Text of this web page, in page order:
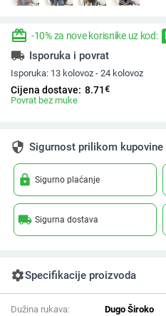
redeem -10% za nove korisnike uz kod:
local_shipping Isporuka i povrat
Isporuka: 13 kolovoz - 24 kolovoz
Cijena dostave: 8.71€
Povrat bez muke
security Sigurnost prilikom kupovine
lock Sigurno plaćanje
local_shipping Sigurna dostava
settingsSpecifikacije proizvoda
Dužina rukava:
Dugo Široko